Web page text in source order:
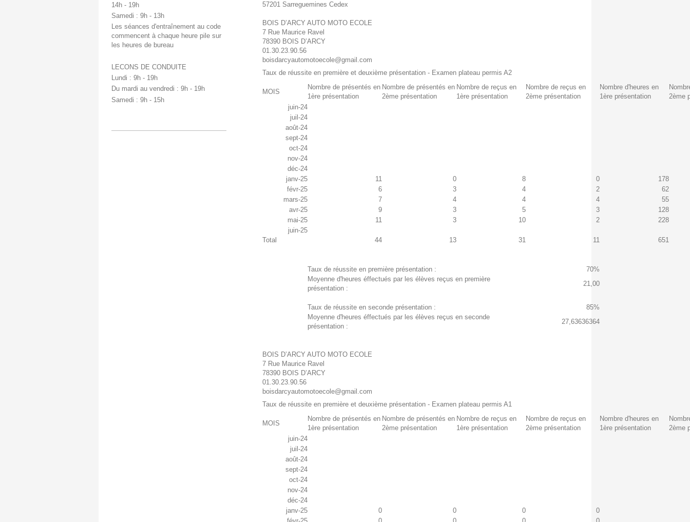
57201 Sarreguemines Cedex
BOIS D’ARCY AUTO MOTO ECOLE
7 Rue Maurice Ravel
78390 BOIS D’ARCY
01.30.23.90.56
boisdarcyautomotoecole@gmail.com
Taux de réussite en première et deuxième présentation - Examen plateau permis A2
MOIS
Nombre de présentés en
1ère présentation
Nombre de présentés en
2ème présentation
Nombre de reçus en
1ère présentation
Nombre de reçus en
2ème présentation
Nombre d'heures en
1ère présentation
2ème
juin-24
juil-24
août-24
sept-24
oct-24
nov-24
déc-24
janv-25
11 0 8 0
178
févr-25
6 3 4 2
62
mars-25
7 4 4 4
55
avr-25
9 3 5 3
128
mai-25
11 3 10 2
228
juin-25
Total
44 13 31 11 651
Taux de réussite en première présentation :
70%
Moyenne d'heures éffectués par les élèves reçus en première
présentation :
21,00
Taux de réussite en seconde présentation :
85%
Moyenne d'heures éffectués par les élèves reçus en seconde
présentation :
27,63636364
BOIS D’ARCY AUTO MOTO ECOLE
7 Rue Maurice Ravel
78390 BOIS D’ARCY
01.30.23.90.56
boisdarcyautomotoecole@gmail.com
Taux de réussite en première et deuxième présentation - Examen plateau permis A1
MOIS
Nombre de présentés en
1ère présentation
Nombre de présentés en
2ème présentation
Nombre de reçus en
1ère présentation
Nombre de reçus en
2ème présentation
Nombre d'heures en
1ère présentation
2ème
juin-24
juil-24
août-24
sept-24
oct-24
nov-24
déc-24
janv-25
0 0 0
0
14h - 19h
Samedi : 9h - 13h
Les séances d'entraînement au code
commencent à chaque heure pile sur
les heures de bureau
LECONS DE CONDUITE
Lundi : 9h - 19h
Du mardi au vendredi : 9h - 19h
Samedi : 9h - 15h